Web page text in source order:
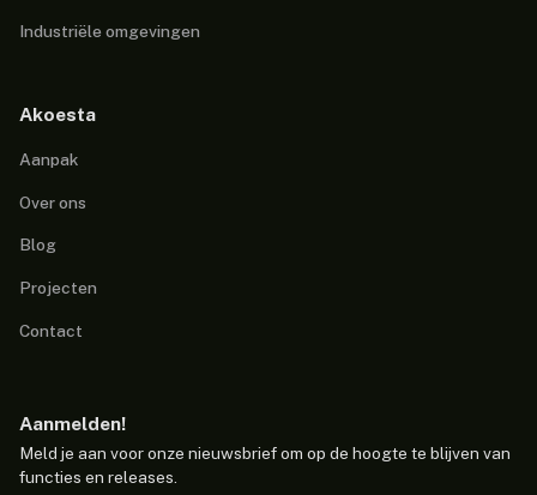
Industriële omgevingen
Akoesta
Aanpak
Over ons
Blog
Projecten
Contact
Aanmelden!
Meld je aan voor onze nieuwsbrief om op de hoogte te blijven van
functies en releases.